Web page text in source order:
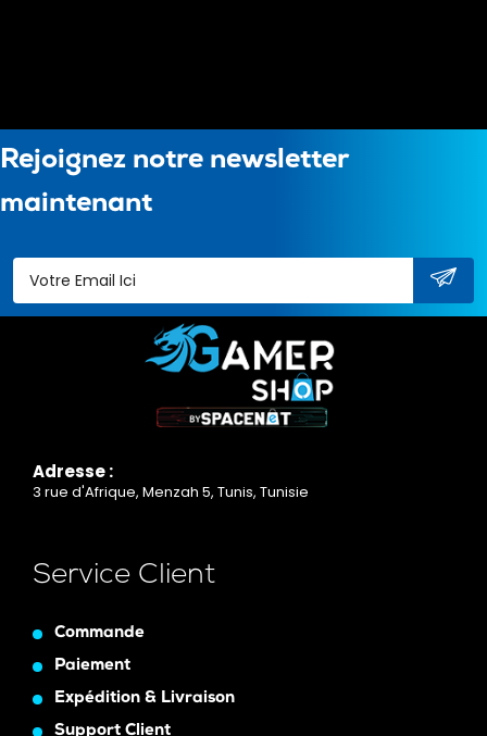
Rejoignez notre newsletter
maintenant
Adresse :
3 rue d'Afrique, Menzah 5, Tunis, Tunisie
Service Client
Commande
Paiement
Expédition & Livraison
Support Client